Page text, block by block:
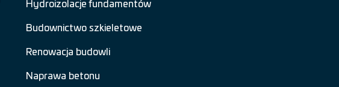
Hydroizolacje fundamentów
Budownictwo szkieletowe
Renowacja budowli
Naprawa betonu